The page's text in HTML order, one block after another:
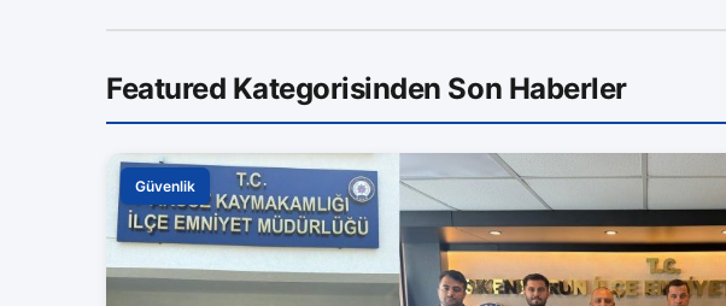
Featured Kategorisinden Son Haberler
Güvenlik